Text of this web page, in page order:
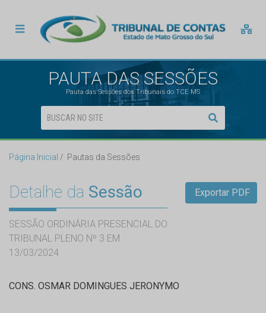
PAUTA DAS SESSÕES
Pauta das Sessões dos Tribunais do TCE MS
Página Inicial Pautas da Sessões
Detalhe da Sessão
SESSÃO ORDINÁRIA PRESENCIAL DO
TRIBUNAL PLENO Nº 3 EM
13/03/2024
Exportar PDF
CONS. OSMAR DOMINGUES JERONYMO